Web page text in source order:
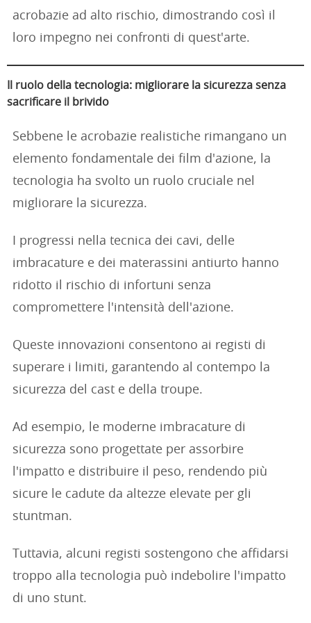
acrobazie ad alto rischio, dimostrando così il
loro impegno nei confronti di quest'arte.
Il ruolo della tecnologia: migliorare la sicurezza senza
sacrificare il brivido
Sebbene le acrobazie realistiche rimangano un
elemento fondamentale dei film d'azione, la
tecnologia ha svolto un ruolo cruciale nel
migliorare la sicurezza.
I progressi nella tecnica dei cavi, delle
imbracature e dei materassini antiurto hanno
ridotto il rischio di infortuni senza
compromettere l'intensità dell'azione.
Queste innovazioni consentono ai registi di
superare i limiti, garantendo al contempo la
sicurezza del cast e della troupe.
Ad esempio, le moderne imbracature di
sicurezza sono progettate per assorbire
l'impatto e distribuire il peso, rendendo più
sicure le cadute da altezze elevate per gli
stuntman.
Tuttavia, alcuni registi sostengono che affidarsi
troppo alla tecnologia può indebolire l'impatto
di uno stunt.